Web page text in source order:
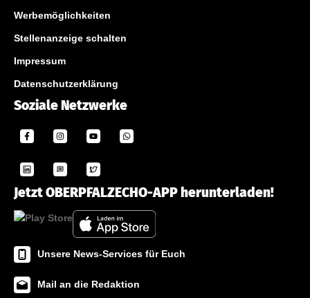
Werbemöglichkeiten
Stellenanzeige schalten
Impressum
Datenschutzerklärung
Soziale Netzwerke
Jetzt OBERPFALZECHO-APP herunterladen!
Unsere News-Services für Euch
Mail an die Redaktion